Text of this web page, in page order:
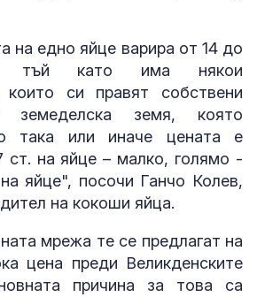
на едно яйце варира от 14 до
тъй като има някои
които си правят собствени
земеделска земя, която
така или иначе цената е
ст. на яйце – малко, голямо -
яйце", посочи Ганчо Колев,
на кокоши яйца.
мрежа те се предлагат на
цена преди Великденските
причина за това са